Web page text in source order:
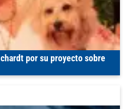
por su proyecto sobre